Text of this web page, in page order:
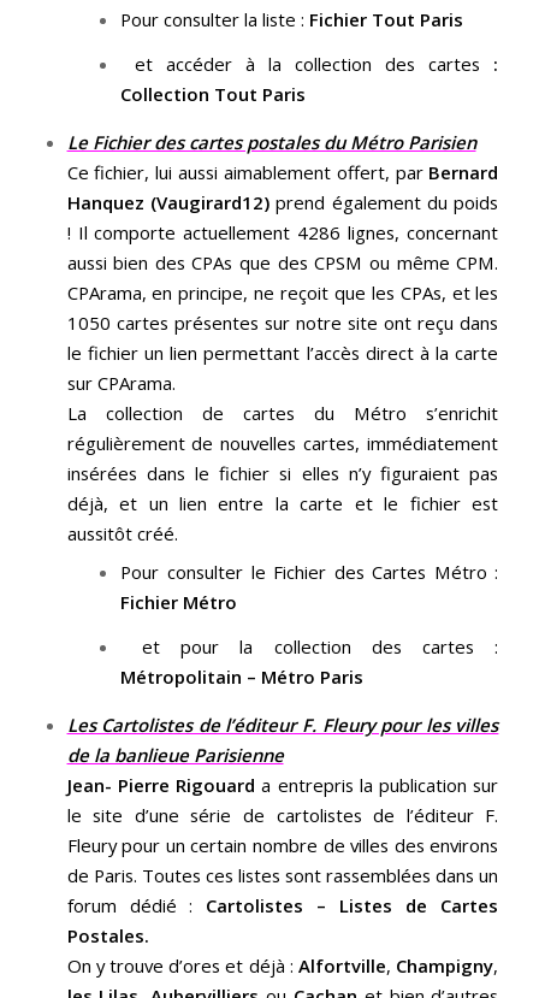
Pour consulter la liste : Fichier Tout Paris
et accéder à la collection des cartes :
Collection Tout Paris
Le Fichier des cartes postales du Métro Parisien
Ce fichier, lui aussi aimablement offert, par Bernard
Hanquez (Vaugirard12)prend également du poids
! Il comporte actuellement 4286 lignes, concernant
aussi bien des CPAs que des CPSM ou même CPM.
CPArama, en principe, ne reçoit que les CPAs, et les
1050 cartes présentes sur notre site ont reçu dans
le fichier un lien permettant l’accès direct à la carte
sur CPArama.
La collection de cartes du Métro s’enrichit
régulièrement de nouvelles cartes, immédiatement
insérées dans le fichier si elles n’y figuraient pas
déjà, et un lien entre la carte et le fichier est
aussitôt créé.
Pour consulter le Fichier des Cartes Métro :
Fichier Métro
et pour la collection des cartes :
Métropolitain – Métro Paris
Les Cartolistes de l’éditeur F. Fleury pour les villes
de la banlieue Parisienne
Jean- Pierre Rigouard a entrepris la publication sur
le site d’une série de cartolistes de l’éditeur F.
Fleury pour un certain nombre de villes des environs
de Paris. Toutes ces listes sont rassemblées dans un
forum dédié : Cartolistes – Listes de Cartes
Postales.
On y trouve d’ores et déjà :Alfortville, Champigny,